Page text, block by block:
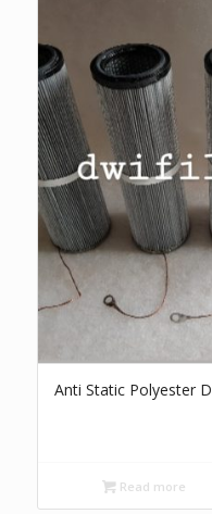
Anti Static Polyester
Read more